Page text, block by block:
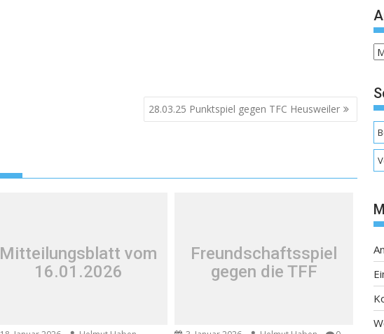
28.03.25 Punktspiel gegen TFC Heusweiler
Mitteilungsblatt vom
16.01.2026
Freundschaftsspiel
gegen die TFF